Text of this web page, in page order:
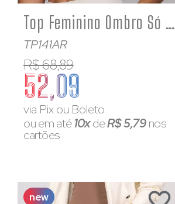
Top Feminino Ombro Só Poliamida Assimétrico Costas Abertas Flower
TP141AR
R$ 68,89
52,09
via Pix ou Boleto
ou em até10xdeR$ 5,79nos
cartões
new